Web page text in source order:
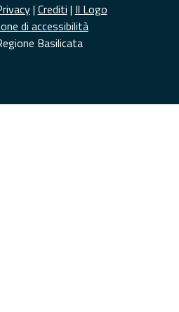
| Crediti | Il Logo
di accessibilità
Basilicata